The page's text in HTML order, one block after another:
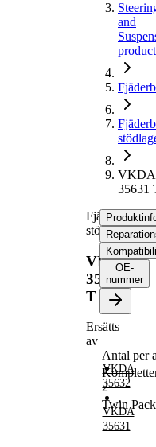
and
VKDA
35631
Fjäderbens-
stödlager
VKDA
35631
T
Ersätts
av
VKDA
35632
,
VKDA
35631
OE-
nummer
Antal per
2
Twin